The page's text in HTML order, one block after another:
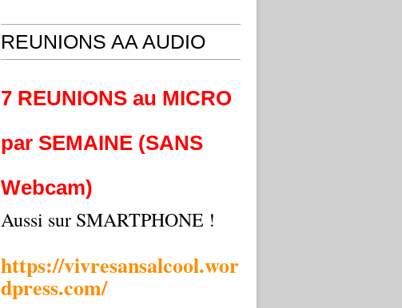
REUNIONS AA AUDIO
7 REUNIONS au MICRO
par SEMAINE (SANS
Webcam)
Aussi sur SMARTPHONE !
https://vivresansalcool.wor
dpress.com/